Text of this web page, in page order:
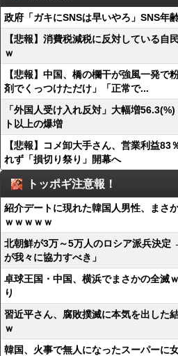
政府「ガキにSNSは早いやろ」SNS年
【悲報】消費税減税に反対している自
ｗ
【悲報】中国、橋の欄干が強風一発
剤でくっつけただけ」「正常で...
「外国人受け入れ反対」大幅増
ト以上の爆増
【悲報】コメ卸大手さん、営業利益
れず「損切り祭り」開幕へ
トッポギ注意報！
紹介デートに現れた韓国人男性、まさ
ｗｗｗｗｗ
北朝鮮が3万～5万人のロシア派兵決定
が我々に協力すべき」
卓球王国・中国、横浜でまさかの全滅
り
習近平さん、腐敗撲滅に本気を出した
ｗ
韓国、火事で無人になったスーパー